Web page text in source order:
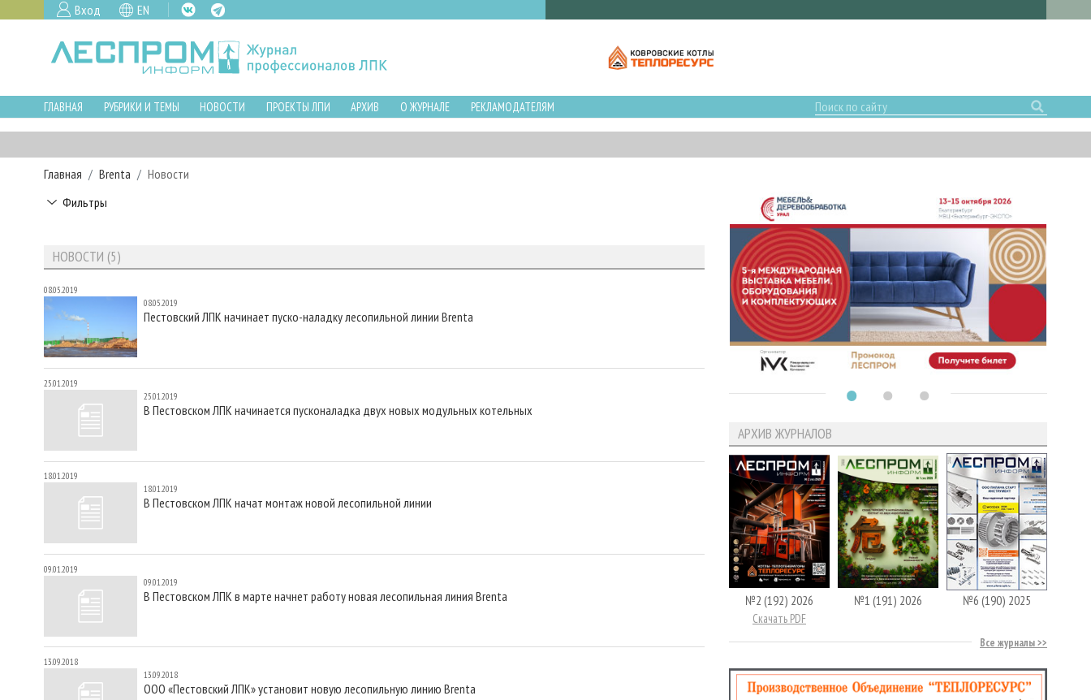
Вход EN
ГЛАВНАЯ РУБРИКИ И ТЕМЫ НОВОСТИ ПРОЕКТЫ ЛПИ АРХИВ О ЖУРНАЛЕ РЕКЛАМОДАТЕЛЯМ
Главная Brenta
Новости
Фильтры
НОВОСТИ (5)
08.05.2019
08.05.2019
Пестовский ЛПК начинает пуско-наладку лесопильной линии Brenta
25.01.2019
25.01.2019
В Пестовском ЛПК начинается пусконаладка двух новых модульных котельных
18.01.2019
18.01.2019
В Пестовском ЛПК начат монтаж новой лесопильной линии
09.01.2019
09.01.2019
В Пестовском ЛПК в марте начнет работу новая лесопильная линия Brenta
13.09.2018
13.09.2018
ООО «Пестовский ЛПК» установит новую лесопильную линию Brenta
АРХИВ ЖУРНАЛОВ
№2 (192) 2026
Скачать PDF
№1 (191) 2026 №6 (190) 2025
Все журналы